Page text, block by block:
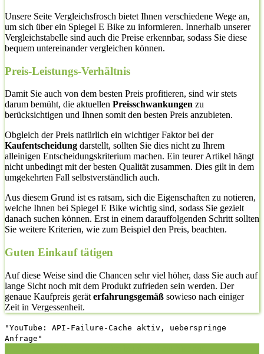
Unsere Seite Vergleichsfrosch bietet Ihnen verschiedene Wege an,
um sich über ein Spiegel E Bike zu informieren. Innerhalb unserer
Vergleichstabelle sind auch die Preise erkennbar, sodass Sie diese
bequem untereinander vergleichen können.
Preis-Leistungs-Verhältnis
Damit Sie auch von dem besten Preis profitieren, sind wir stets
darum bemüht, die aktuellen Preisschwankungen zu
berücksichtigen und Ihnen somit den besten Preis anzubieten.
Obgleich der Preis natürlich ein wichtiger Faktor bei der
Kaufentscheidung darstellt, sollten Sie dies nicht zu Ihrem
alleinigen Entscheidungskriterium machen. Ein teurer Artikel hängt
nicht unbedingt mit der besten Qualität zusammen. Dies gilt in dem
umgekehrten Fall selbstverständlich auch.
Aus diesem Grund ist es ratsam, sich die Eigenschaften zu notieren,
welche Ihnen bei Spiegel E Bike wichtig sind, sodass Sie gezielt
danach suchen können. Erst in einem darauffolgenden Schritt sollten
Sie weitere Kriterien, wie zum Beispiel den Preis, beachten.
Guten Einkauf tätigen
Auf diese Weise sind die Chancen sehr viel höher, dass Sie auch auf
lange Sicht noch mit dem Produkt zufrieden sein werden. Der
genaue Kaufpreis gerät erfahrungsgemäß sowieso nach einiger
Zeit in Vergessenheit.
"YouTube: API-Failure-Cache aktiv, ueberspringe
Anfrage"